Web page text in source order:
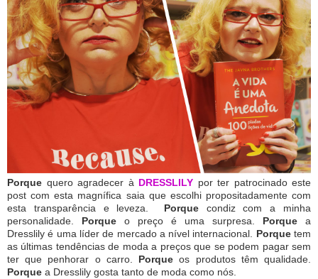
Porque quero agradecer à DRESSLILY por ter patrocinado este
post com esta magnífica saia que escolhi propositadamente com
esta transparência e leveza. Porquecondiz com a minha
personalidade. Porque o preço é uma surpresa. Porque a
Dresslily é uma líder de mercado a nível internacional. Porquetem
as últimas tendências de moda a preços que se podem pagar sem
ter que penhorar o carro. Porque os produtos têm qualidade.
Porque a Dresslily gosta tanto de moda como nós.